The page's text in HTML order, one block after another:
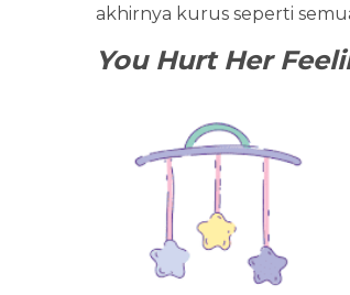
akhirnya kurus seperti
You Hurt Her